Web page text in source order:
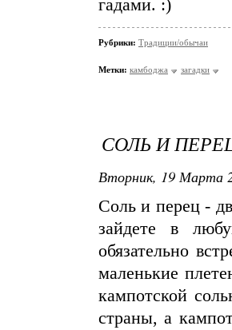
гадами. :)
Рубрики: Традиции/обычаи
Метки: камбоджа загадки
СОЛЬ И
Вторник, 19 Марта
Соль и перец -
зайдете в
обязательно
маленькие
кампотской
страны, а